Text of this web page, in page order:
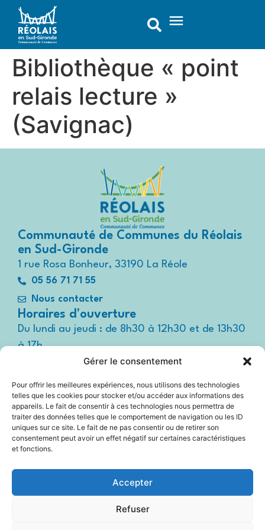
Gérer le consentement
Pour offrir les meilleures expériences, nous utilisons des technologies
telles que les cookies pour stocker et/ou accéder aux informations des
appareils. Le fait de consentir à ces technologies nous permettra de
traiter des données telles que le comportement de navigation ou les ID
uniques sur ce site. Le fait de ne pas consentir ou de retirer son
consentement peut avoir un effet négatif sur certaines caractéristiques
et fonctions.
Accepter
Refuser
principal
Bibliothèque « point
relais lecture »
(Savignac)
Communauté de Communes du Réolais
en Sud-Gironde
1 rue Rosa Bonheur, 33190 La Réole
05 56 71 71 55
Nous contacter
Horaires d'ouverture
Du lundi au jeudi : de 8h30 à 12h30 et de 13h30
à 17h
Le vendredi : de 8h30 à 12h30 et de 13h30 à
Suivez-nous !
Espace
presse
Mentions légales
Plan du site